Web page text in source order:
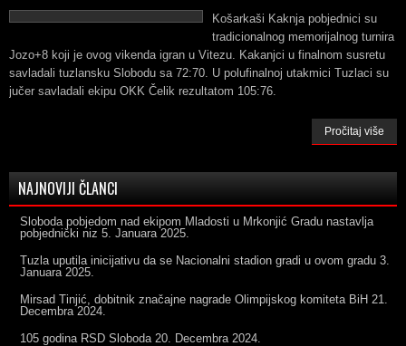
Košarkaši Kaknja pobjednici su
tradicionalnog memorijalnog turnira
Jozo+8 koji je ovog vikenda igran u Vitezu. Kakanjci u finalnom susretu
savladali tuzlansku Slobodu sa 72:70. U polufinalnoj utakmici Tuzlaci su
jučer savladali ekipu OKK Čelik rezultatom 105:76.
Pročitaj više
NAJNOVIJI ČLANCI
Sloboda pobjedom nad ekipom Mladosti u Mrkonjić Gradu nastavlja
pobjednički niz 5. Januara 2025.
Tuzla uputila inicijativu da se Nacionalni stadion gradi u ovom gradu 3.
Januara 2025.
Mirsad Tinjić, dobitnik značajne nagrade Olimpijskog komiteta BiH 21.
Decembra 2024.
105 godina RSD Sloboda 20. Decembra 2024.